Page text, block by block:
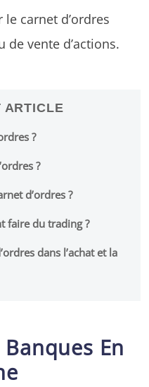
carnet d’ordres
de vente d’actions.
ARTICLE
?
?
d’ordres ?
faire du trading ?
dans l’achat et la
En